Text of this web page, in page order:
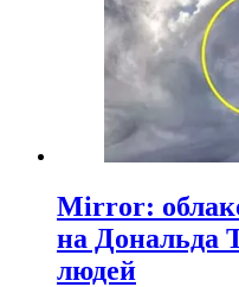
Mirror:
на Дональда
людей